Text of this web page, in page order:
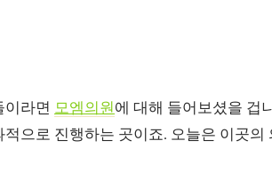
이라면 모엠의원에 대해 들어보셨을 겁
으로 진행하는 곳이죠. 오늘은 이곳